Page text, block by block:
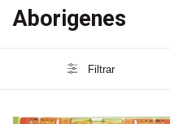
Aborigenes
Filtrar